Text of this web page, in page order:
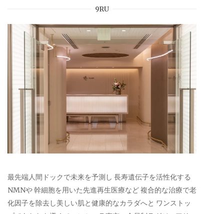
9RU
最先端人間ドックで未来を予測し 長寿遺伝子を活性化する
NMNや 幹細胞を用いた先進再生医療など 複合的な治療で老
化因子を除去し美しい肌と健康的なカラダへと ワンストッ